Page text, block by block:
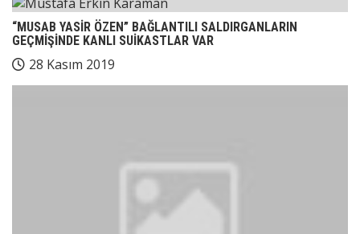
“MUSAB YASİR ÖZEN” BAĞLANTILI SALDIRGANLARIN
GEÇMİŞİNDE KANLI SUİKASTLAR VAR
28 Kasım 2019